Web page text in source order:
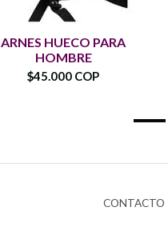
ARNES HUECO PARA
HOMBRE
$45.000 COP
CONTACTO